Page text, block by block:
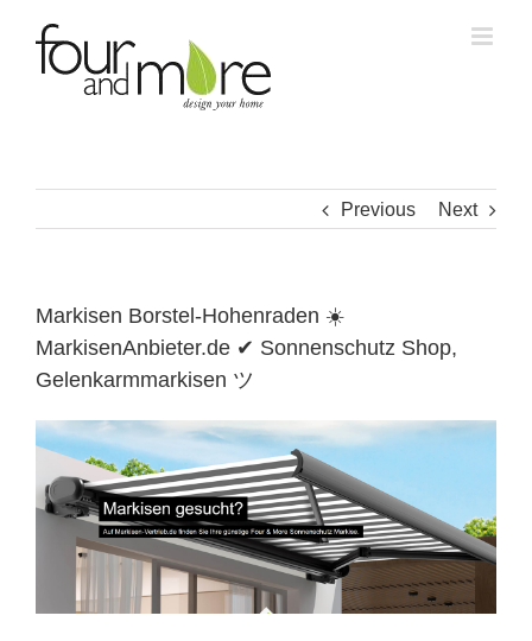
content
Previous Next
Markisen Borstel-Hohenraden ☀️
MarkisenAnbieter.de ✔ Sonnenschutz Shop,
Gelenkarmmarkisen ツ